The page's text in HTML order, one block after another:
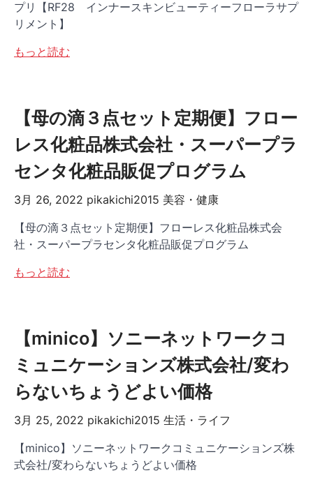
プリ【RF28 インナースキンビューティーフローラサプ
リメント】
もっと読む
【母の滴３点セット定期便】フロー
レス化粧品株式会社・スーパープラ
センタ化粧品販促プログラム
3月 26, 2022 pikakichi2015 美容・健康
【母の滴３点セット定期便】フローレス化粧品株式会
社・スーパープラセンタ化粧品販促プログラム
もっと読む
【minico】ソニーネットワークコ
ミュニケーションズ株式会社/変わ
らないちょうどよい価格
3月 25, 2022 pikakichi2015 生活・ライフ
【minico】ソニーネットワークコミュニケーションズ株
式会社/変わらないちょうどよい価格